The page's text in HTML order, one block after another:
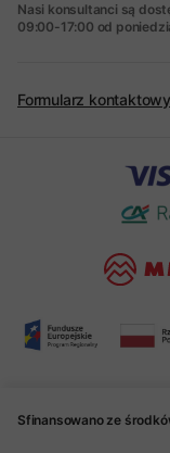
Nasi konsultanci są
09:00-17:00 od
Formularz kontaktowy
Sfinansowano ze